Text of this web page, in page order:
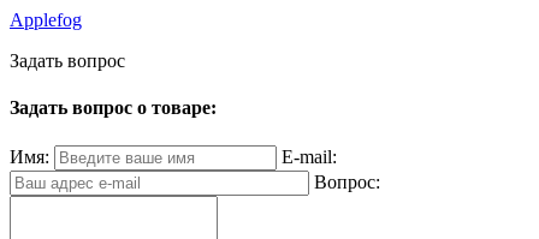
Applefog
Задать вопрос
Задать вопрос о товаре:
Имя:
E-mail:
Вопрос: